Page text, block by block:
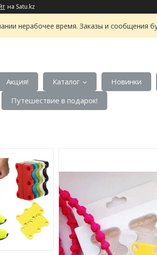
на Satu.kz
нерабочее время. Заказы и сообщения
Акция! Каталог Новинки
Путешествие в подарок!